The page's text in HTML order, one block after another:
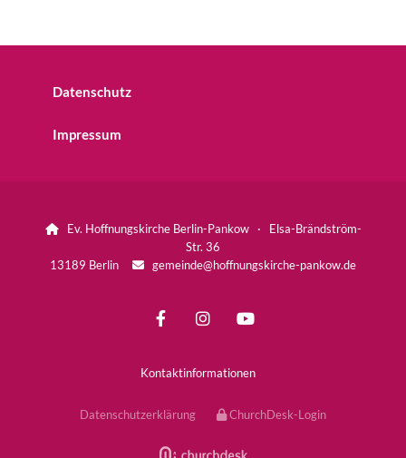
Datenschutz
Impressum
Ev. Hoffnungskirche Berlin-Pankow · Elsa-Brändström-
Str. 36
13189 Berlin
 gemeinde@hoffnungskirche-pankow.de
Kontaktinformationen
Datenschutzerklärung ChurchDesk-Login